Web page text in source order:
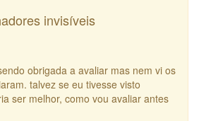
invisíveis
obrigada a avaliar mas nem vi os
talvez se eu tivesse visto
ser melhor, como vou avaliar antes